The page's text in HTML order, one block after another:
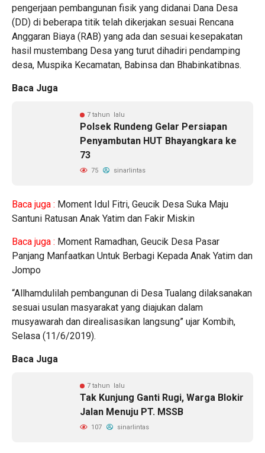
pengerjaan pembangunan fisik yang didanai Dana Desa
(DD) di beberapa titik telah dikerjakan sesuai Rencana
Anggaran Biaya (RAB) yang ada dan sesuai kesepakatan
hasil mustembang Desa yang turut dihadiri pendamping
desa, Muspika Kecamatan, Babinsa dan Bhabinkatibnas.
Baca Juga
7 tahun lalu
Polsek Rundeng Gelar Persiapan
Penyambutan HUT Bhayangkara ke
73
75 sinarlintas
Baca juga : Moment Idul Fitri, Geucik Desa Suka Maju
Santuni Ratusan Anak Yatim dan Fakir Miskin
Baca juga : Moment Ramadhan, Geucik Desa Pasar
Panjang Manfaatkan Untuk Berbagi Kepada Anak Yatim dan
Jompo
“Allhamdulilah pembangunan di Desa Tualang dilaksanakan
sesuai usulan masyarakat yang diajukan dalam
musyawarah dan direalisasikan langsung” ujar Kombih,
Selasa (11/6/2019).
Baca Juga
7 tahun lalu
Tak Kunjung Ganti Rugi, Warga Blokir
Jalan Menuju PT. MSSB
107 sinarlintas